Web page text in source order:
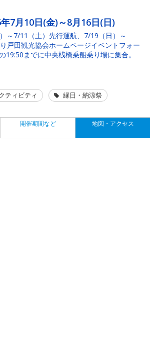
7月10日(金)～8月16日(日)
～7/11（土）先行運航、7/19（日）～
戸田観光協会ホームページイベントフォー
19:50までに中央桟橋乗船乗り場に集合。
ティビティ 縁日・納涼祭
開催期間など 地図・アクセス